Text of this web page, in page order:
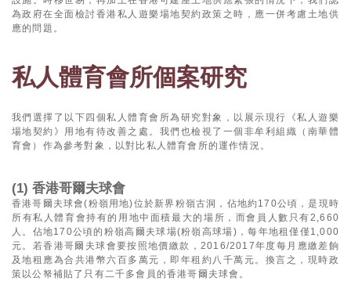
為政府在全面檢討香港私人遊樂場地契約政策之時，應一併考慮土地供
應的問題。
私人體育會所個案研究
我們選擇了以下四個私人體育會所為研究對象，以展示現行《私人遊樂
場地契約》用地有待改善之處。我們也檢視了一個非牟利組織（南華體
育會）作為參考對象，以對比私人體育會所的運作情況。
(1) 香港哥爾夫球會
香港哥爾夫球會(粉嶺用地)位於新界粉嶺古洞，佔地約170公頃，是現時
所有私人體育會持有的用地中面積最大的場所，而會員人數只有2,660
人。佔地170公頃的粉嶺高爾夫球場(粉嶺高球場)，每年地租僅僅1,000
元。若香港哥爾夫球會要按照地價繳款，2016/2017年度每月應繳差餉
及地租應為合共港幣六百多萬元，即年租約八千萬元。換言之，現時政
策以公帑補貼了只有二千多會員的香港哥爾夫球會。